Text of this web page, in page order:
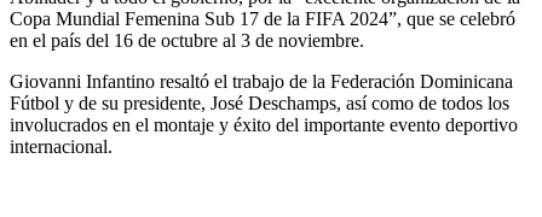
Copa Mundial Femenina Sub 17 de la FIFA 2024”, que se celebró
en el país del 16 de octubre al 3 de noviembre.
Giovanni Infantino resaltó el trabajo de la Federación Dominicana
Fútbol y de su presidente, José Deschamps, así como de todos los
involucrados en el montaje y éxito del importante evento deportivo
internacional.